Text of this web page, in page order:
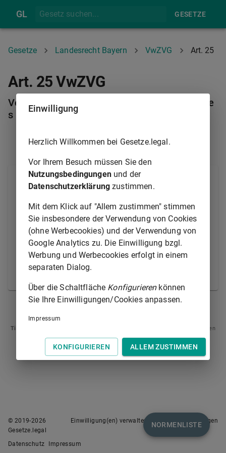
GL GESETZE
Gesetze Landesrecht Bayern VwZVG Art. 25
Art. 25 VwZVG
Vollstreckung von Geldforderungen des Staate
s
Vollstreckungsbehörden für Leistungsbescheide
des Staates sind die Finanzämter.
1Für das Verfahren der Finanzämter und die
Kosten der Vollstreckung gelten die Vorschriften der
Abgabenordnung
und der zu ihrer Durchführung
erlassenen Rechtsvorschriften entsprechend. Soweit
nicht ein anderer Rechtsweg ausdrücklich gegeben
Tipp
: Swipen Sie auf dem Bildschirm links oder rechts zur Navigation zwischen
NORMENLISTE
© 2019-2026
Gesetze.legal
Einwilligung(en) verwalten Nutzungsbedingungen
Datenschutz Impressum
Einwilligung
Herzlich Willkommen bei Gesetze.legal.
Vor Ihrem Besuch müssen Sie den
Nutzungsbedingungenund der
Datenschutzerklärung zustimmen.
Mit dem Klick auf "Allem zustimmen" stimmen
Sie insbesondere der Verwendung von Cookies
(ohne Werbecookies) und der Verwendung von
Google Analytics zu. Die Einwilligung bzgl.
Werbung und Werbecookies erfolgt in einem
separaten Dialog.
Über die Schaltfläche Konfigurierenkönnen
Sie Ihre Einwilligungen/Cookies anpassen.
Impressum
KONFIGURIEREN ALLEM ZUSTIMMEN